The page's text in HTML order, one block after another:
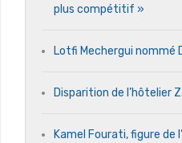
plus compétitif »
Lotfi Mechergui nommé
Disparition de l’hôtelier
Kamel Fourati, figure